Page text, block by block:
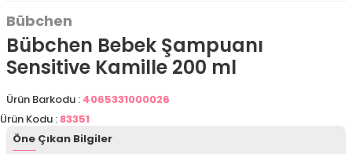
Bübchen
Bübchen Bebek Şampuanı
Sensitive Kamille 200 ml
Ürün Barkodu : 4065331000026
Ürün Kodu : 83351
Öne Çıkan Bilgiler